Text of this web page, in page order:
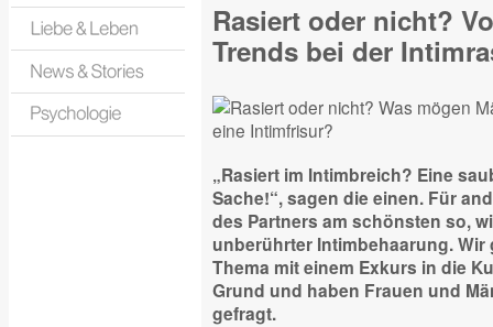
Rasiert oder nicht?
Trends bei der
„Rasiert im Intimbreich? Eine
Sache!“, sagen die einen. Für
des Partners am schönsten so,
unberührter Intimbehaarung. Wir
Thema mit einem Exkurs in die
Grund und haben Frauen und
gefragt.